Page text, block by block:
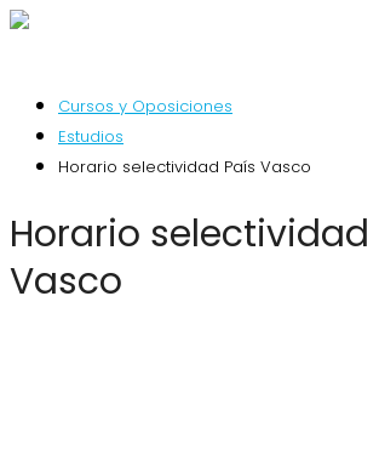
Cursos y Oposiciones
Estudios
Horario selectividad País Vasco
Horario selectividad
Vasco